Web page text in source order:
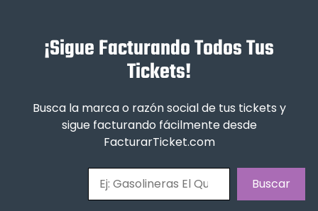
¡Sigue Facturando Todos Tus
Tickets!
Busca la marca o razón social de tus tickets y
sigue facturando fácilmente desde
FacturarTicket.com
Buscar
Buscar